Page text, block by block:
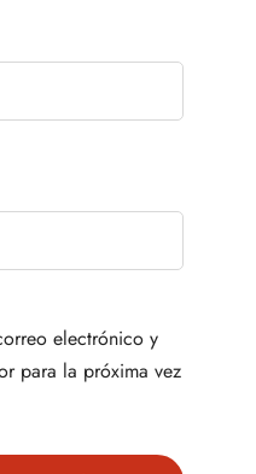
electrónico y
para la próxima vez